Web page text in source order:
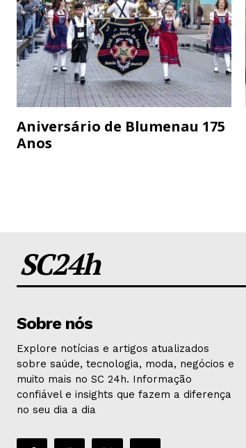
Aniversário de Blumenau 175
Anos
SC24h
Sobre nós
Explore notícias e artigos atualizados
sobre saúde, tecnologia, moda, negócios e
muito mais no SC 24h. Informação
confiável e insights que fazem a diferença
no seu dia a dia